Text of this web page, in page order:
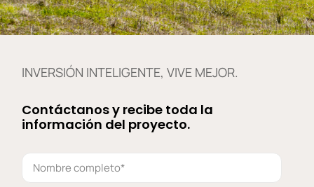
INVERSIÓN INTELIGENTE, VIVE MEJOR.
Contáctanos y recibe toda la
información del proyecto.